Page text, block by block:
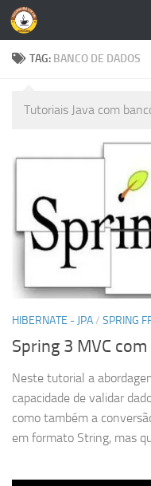
Skip to content
TAG: BANCO DE DADOS
Tutoriais Java com
HIBERNATE - JPA/ SPRING
Spring 3 MVC
Neste tutorial a
capacidade de validar
como também a
em formato String, mas